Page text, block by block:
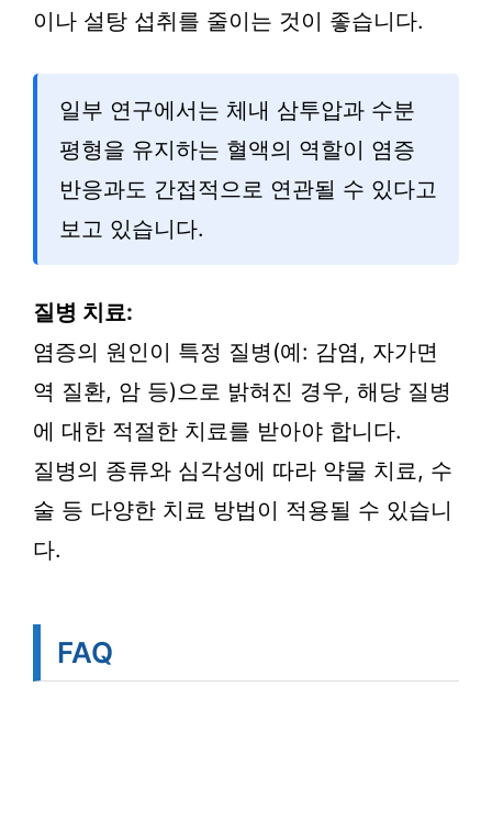
이나 설탕 섭취를 줄이는 것이 좋습니다.
일부 연구에서는 체내 삼투압과 수분
평형을 유지하는 혈액의 역할이 염증
반응과도 간접적으로 연관될 수 있다고
보고 있습니다.
질병 치료:
염증의 원인이 특정 질병(예: 감염, 자가면
역 질환, 암 등)으로 밝혀진 경우, 해당 질병
에 대한 적절한 치료를 받아야 합니다.
질병의 종류와 심각성에 따라 약물 치료, 수
술 등 다양한 치료 방법이 적용될 수 있습니
다.
FAQ